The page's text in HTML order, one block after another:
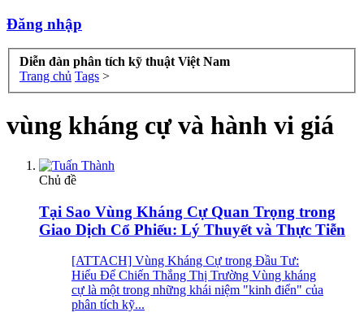
Đăng nhập
Diễn đàn phân tích kỹ thuật Việt Nam
Trang chủ Tags >
vùng kháng cự và hành vi giá
Chủ đề
Tại Sao Vùng Kháng Cự Quan Trọng trong
Giao Dịch Cổ Phiếu: Lý Thuyết và Thực Tiễn
[ATTACH] Vùng Kháng Cự trong Đầu Tư:
Hiểu Để Chiến Thắng Thị Trường Vùng kháng
cự là một trong những khái niệm "kinh điển" của
phân tích kỹ...